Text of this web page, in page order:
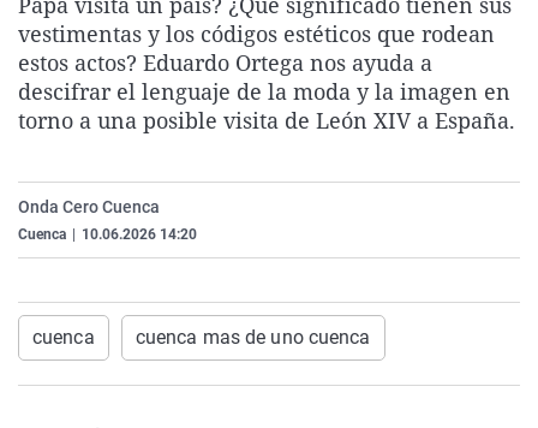
La rosa de los vientos
Gente viajera
Como el perro y el
Caso
Retornados
Equipo de
Extremadura
Galicia
La Rioja
País Vasco
Virales
Televisión
Elecciones
vestimentas y los códigos estéticos que rodean
estos actos? Eduardo Ortega nos ayuda a
descifrar el lenguaje de la moda y la imagen en
torno a una posible visita de León XIV a España.
Onda Cero Cuenca
Cuenca 10.06.2026 14:20
cuenca cuenca mas de uno cuenca